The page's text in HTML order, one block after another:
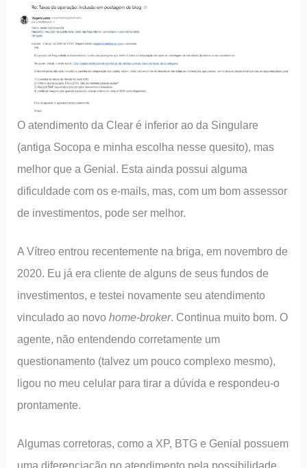
O atendimento da Clear é inferior ao da Singulare
(antiga Socopa e minha escolha nesse quesito), mas
melhor que a Genial. Esta ainda possui alguma
dificuldade com os e-mails, mas, com um bom assessor
de investimentos, pode ser melhor.
A Vítreo entrou recentemente na briga, em novembro de
2020. Eu já era cliente de alguns de seus fundos de
investimentos, e testei novamente seu atendimento
vinculado ao novohome-broker. Continua muito bom. O
agente, não entendendo corretamente um
questionamento (talvez um pouco complexo mesmo),
ligou no meu celular para tirar a dúvida e respondeu-o
prontamente.
Algumas corretoras, como a XP, BTG e Genial possuem
uma diferenciação no atendimento pela possibilidade